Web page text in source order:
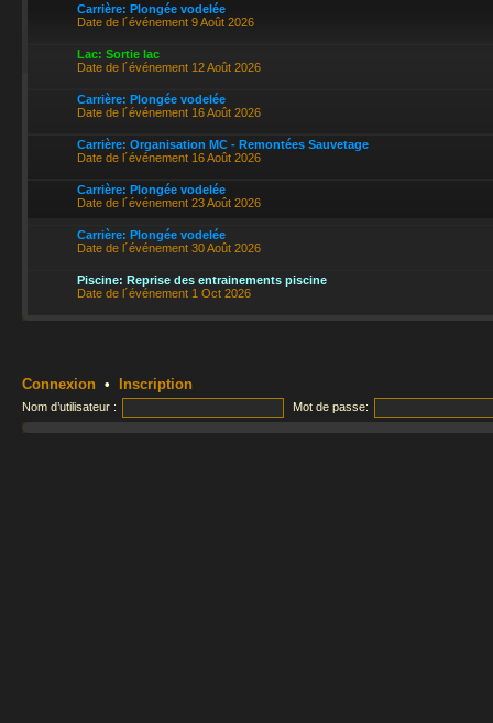
Carrière: Plongée vodelée
Date de l´événement 9 Août 2026
Lac: Sortie lac
Date de l´événement 12 Août 2026
Carrière: Plongée vodelée
Date de l´événement 16 Août 2026
Carrière: Organisation MC - Remontées Sauvetage
Date de l´événement 16 Août 2026
Carrière: Plongée vodelée
Date de l´événement 23 Août 2026
Carrière: Plongée vodelée
Date de l´événement 30 Août 2026
Piscine: Reprise des entrainements piscine
Date de l´événement 1 Oct 2026
Connexion • Inscription
Nom d’utilisateur : Mot de passe: